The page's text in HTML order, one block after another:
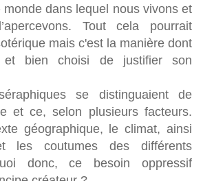
dans lequel nous vivons et
Tout cela pourrait
mais c'est la manière dont
et bien choisi de justifier son
se distinguaient de
et ce, selon plusieurs facteurs.
géographique, le climat, ainsi
les coutumes des différents
donc, ce besoin oppressif